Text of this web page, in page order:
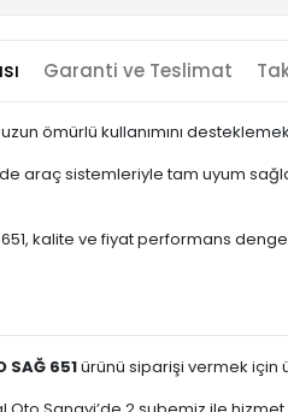
Garanti ve Teslimat
uzun ömürlü kullanımını
araç sistemleriyle tam uyum
651, kalite ve fiyat performans
SAĞ 651ürünü siparişi vermek için